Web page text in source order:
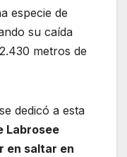
especie de
su caída
metros de
dedicó a esta
Labrosee
en saltar en